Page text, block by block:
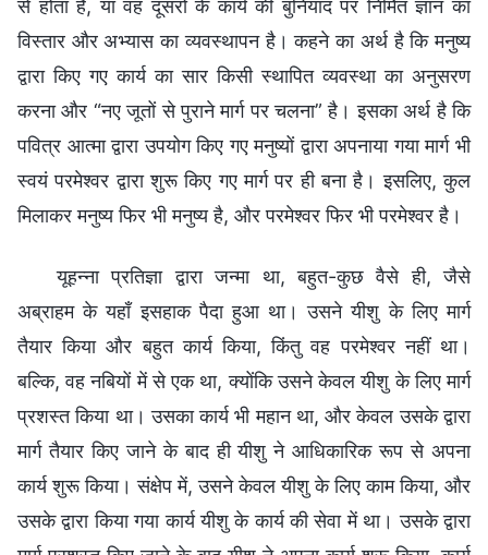
से होता है, या वह दूसरों के कार्य की बुनियाद पर निर्मित ज्ञान का
विस्तार और अभ्यास का व्यवस्थापन है। कहने का अर्थ है कि मनुष्य
द्वारा किए गए कार्य का सार किसी स्थापित व्यवस्था का अनुसरण
करना और “नए जूतों से पुराने मार्ग पर चलना” है। इसका अर्थ है कि
पवित्र आत्मा द्वारा उपयोग किए गए मनुष्यों द्वारा अपनाया गया मार्ग भी
स्वयं परमेश्वर द्वारा शुरू किए गए मार्ग पर ही बना है। इसलिए, कुल
मिलाकर मनुष्य फिर भी मनुष्य है, और परमेश्वर फिर भी परमेश्वर है।
यूहन्ना प्रतिज्ञा द्वारा जन्मा था, बहुत-कुछ वैसे ही, जैसे
अब्राहम के यहाँ इसहाक पैदा हुआ था। उसने यीशु के लिए मार्ग
तैयार किया और बहुत कार्य किया, किंतु वह परमेश्वर नहीं था।
बल्कि, वह नबियों में से एक था, क्योंकि उसने केवल यीशु के लिए मार्ग
प्रशस्त किया था। उसका कार्य भी महान था, और केवल उसके द्वारा
मार्ग तैयार किए जाने के बाद ही यीशु ने आधिकारिक रूप से अपना
कार्य शुरू किया। संक्षेप में, उसने केवल यीशु के लिए काम किया, और
उसके द्वारा किया गया कार्य यीशु के कार्य की सेवा में था। उसके द्वारा